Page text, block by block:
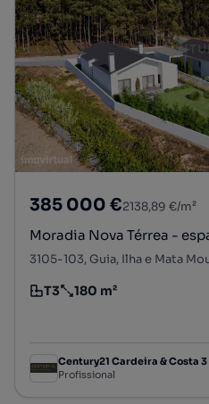
385 000 €2138,89 €/m²
Moradia Nova Térrea -
3105-103, Guia, Ilha e Mata
Tipologia
T3
Preço por metro quadrado
180 m²
Century21 Cardeira & Costa 3
Profissional